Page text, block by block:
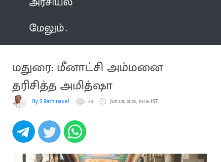
மேலும்
மதுரை: மீனாட்சி அம்மனை
தரிசித்த அமித்ஷா
By S.Rathinavel 53 Jun 08, 2025, 10:06 IST